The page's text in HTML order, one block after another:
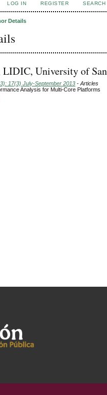
LOG IN REGISTER SEARCH
Details
LIDIC, University of
17(3) July-September 2013 - Articles
Analysis for Multi-Core Platforms